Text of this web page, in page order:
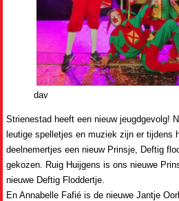
dav
Strienestad heeft een nieuw jeugdgevolg!
leutige spelletjes en muziek zijn er tijdens
deelnemertjes een nieuw Prinsje, Deftig
gekozen. Ruig Huijgens is ons nieuwe
nieuwe Deftig Floddertje.
En Annabelle Fafié is de nieuwe Jantje